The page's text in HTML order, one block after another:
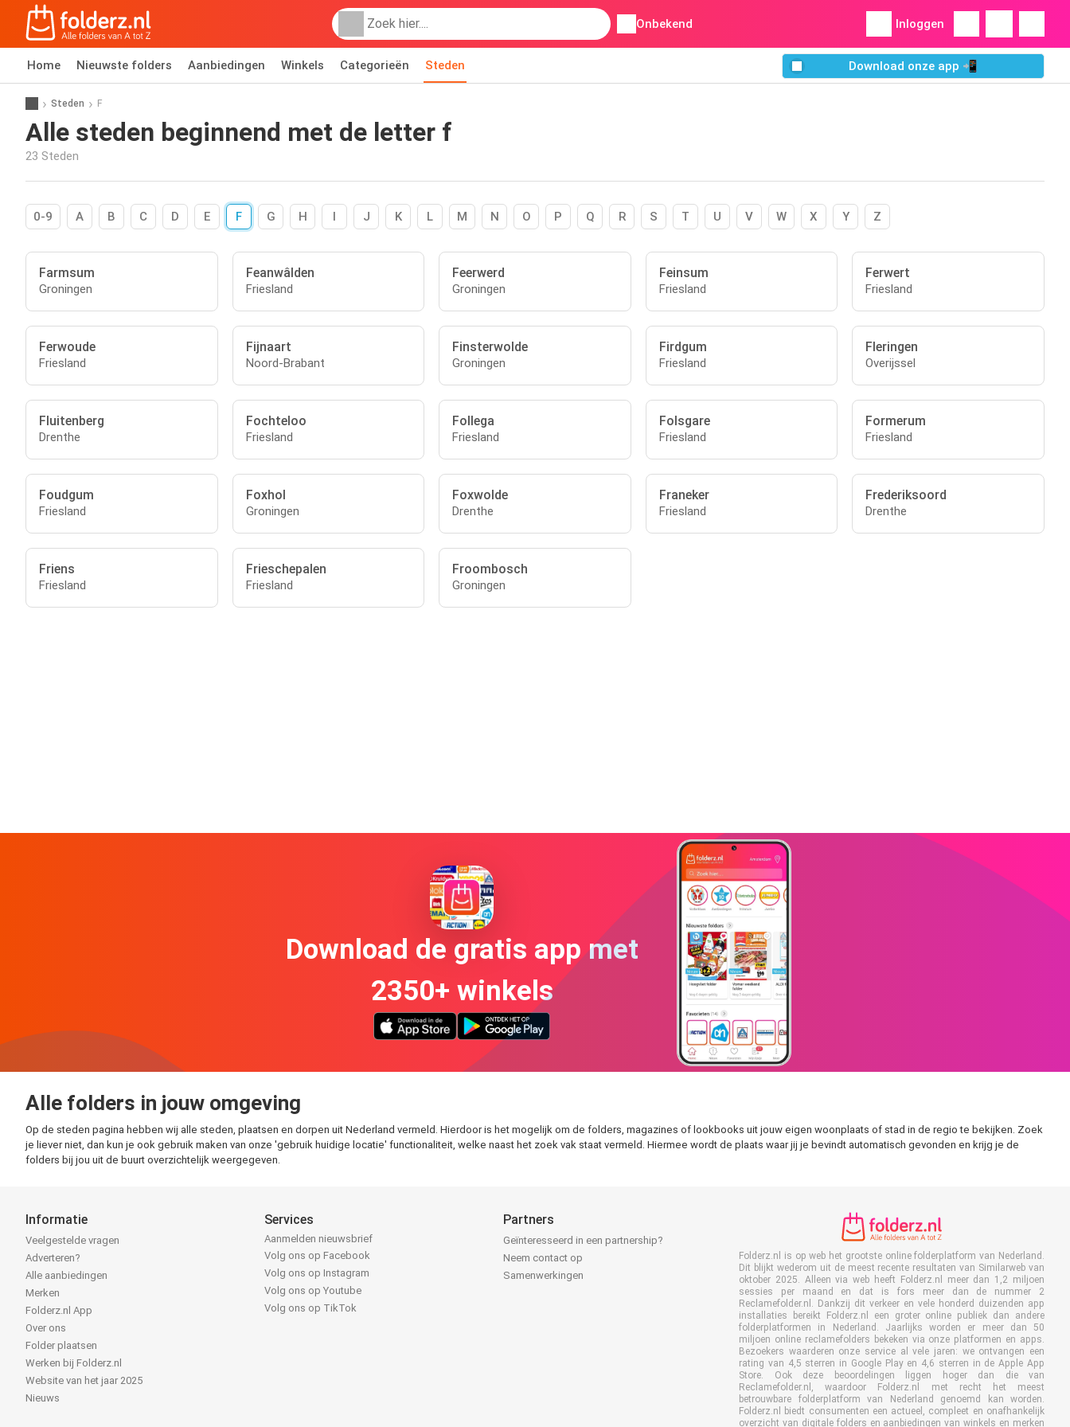
Onbekend Inloggen
Home Nieuwste folders Aanbiedingen Winkels Categorieën Steden Download onze app 📲
Steden F
Alle steden beginnend met de letter f
23 Steden
0-9 A B C D E F G H I J K L M N O P Q R S T U V W X Y Z
Farmsum
Groningen
Feanwâlden
Friesland
Feerwerd
Groningen
Feinsum
Friesland
Ferwert
Friesland
Ferwoude
Friesland
Fijnaart
Noord-Brabant
Finsterwolde
Groningen
Firdgum
Friesland
Fleringen
Overijssel
Fluitenberg
Drenthe
Fochteloo
Friesland
Follega
Friesland
Folsgare
Friesland
Formerum
Friesland
Foudgum
Friesland
Foxhol
Groningen
Foxwolde
Drenthe
Franeker
Friesland
Frederiksoord
Drenthe
Friens
Friesland
Frieschepalen
Friesland
Froombosch
Groningen
Download de gratis app met
2350+ winkels
Alle folders in jouw omgeving
Op de steden pagina hebben wij alle steden, plaatsen en dorpen uit Nederland vermeld. Hierdoor is het mogelijk om de folders, magazines of lookbooks uit jouw eigen woonplaats of stad in de regio te bekijken. Zoek
je liever niet, dan kun je ook gebruik maken van onze 'gebruik huidige locatie' functionaliteit, welke naast het zoek vak staat vermeld. Hiermee wordt de plaats waar jij je bevindt automatisch gevonden en krijg je de
folders bij jou uit de buurt overzichtelijk weergegeven.
Informatie
Veelgestelde vragen
Adverteren?
Alle aanbiedingen
Merken
Folderz.nl App
Over ons
Folder plaatsen
Werken bij Folderz.nl
Website van het jaar 2025
Nieuws
Services
Aanmelden nieuwsbrief
Volg ons op Facebook
Volg ons op Instagram
Volg ons op Youtube
Volg ons op TikTok
Partners
Geïnteresseerd in een partnership?
Neem contact op
Samenwerkingen
Folderz.nl is op web het grootste online folderplatform van Nederland.
Dit blijkt wederom uit de meest recente resultaten van Similarweb van
oktober 2025. Alleen via web heeft Folderz.nl meer dan 1,2 miljoen
sessies per maand en dat is fors meer dan de nummer 2
Reclamefolder.nl. Dankzij dit verkeer en vele honderd duizenden app
installaties bereikt Folderz.nl een groter online publiek dan andere
folderplatformen in Nederland. Jaarlijks worden er meer dan 50
miljoen online reclamefolders bekeken via onze platformen en apps.
Bezoekers waarderen onze service al vele jaren: we ontvangen een
rating van 4,5 sterren in Google Play en 4,6 sterren in de Apple App
Store. Ook deze beoordelingen liggen hoger dan die van
Reclamefolder.nl, waardoor Folderz.nl met recht het meest
betrouwbare folderplatform van Nederland genoemd kan worden.
Folderz.nl biedt consumenten een actueel, compleet en onafhankelijk
overzicht van digitale folders en aanbiedingen van winkels en merken